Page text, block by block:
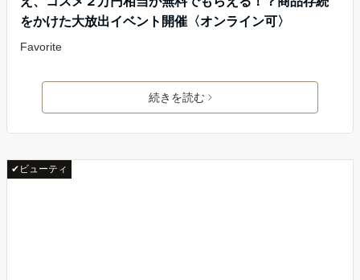
をかけた大放出イベント開催〈オンライン可〉
Favorite
続きを読む
✔ビューティ